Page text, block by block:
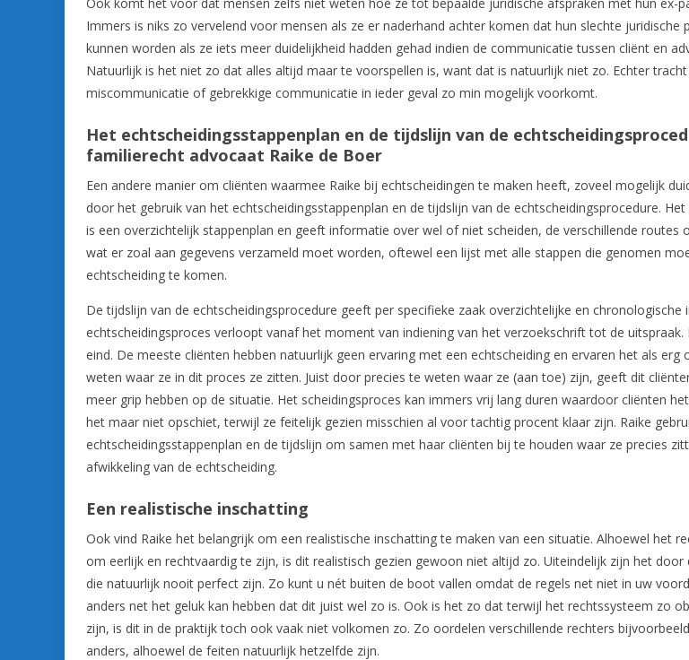
Immers is niks zo vervelend voor mensen als ze er naderhand achter komen dat hun slechte juridische
kunnen worden als ze iets meer duidelijkheid hadden gehad indien de communicatie tussen cliënt en
Natuurlijk is het niet zo dat alles altijd maar te voorspellen is, want dat is natuurlijk niet zo. Echter
miscommunicatie of gebrekkige communicatie in ieder geval zo min mogelijk voorkomt.
Het echtscheidingsstappenplan en de tijdslijn van de
familierecht advocaat Raike de Boer
Een andere manier om cliënten waarmee Raike bij echtscheidingen te maken heeft, zoveel mogelijk
door het gebruik van het echtscheidingsstappenplan en de tijdslijn van de echtscheidingsprocedure.
is een overzichtelijk stappenplan en geeft informatie over wel of niet scheiden, de verschillende routes
wat er zoal aan gegevens verzameld moet worden, oftewel een lijst met alle stappen die genomen
echtscheiding te komen.
De tijdslijn van de echtscheidingsprocedure geeft per specifieke zaak overzichtelijke en
echtscheidingsproces verloopt vanaf het moment van indiening van het verzoekschrift tot de
eind. De meeste cliënten hebben natuurlijk geen ervaring met een echtscheiding en ervaren het als erg
weten waar ze in dit proces ze zitten. Juist door precies te weten waar ze (aan toe) zijn, geeft dit
meer grip hebben op de situatie. Het scheidingsproces kan immers vrij lang duren waardoor cliënten
het maar niet opschiet, terwijl ze feitelijk gezien misschien al voor tachtig procent klaar zijn. Raike
echtscheidingsstappenplan en de tijdslijn om samen met haar cliënten bij te houden waar ze precies
afwikkeling van de echtscheiding.
Een realistische inschatting
Ook vind Raike het belangrijk om een realistische inschatting te maken van een situatie. Alhoewel het
om eerlijk en rechtvaardig te zijn, is dit realistisch gezien gewoon niet altijd zo. Uiteindelijk zijn het door
die natuurlijk nooit perfect zijn. Zo kunt u nét buiten de boot vallen omdat de regels net niet in uw
anders net het geluk kan hebben dat dit juist wel zo is. Ook is het zo dat terwijl het rechtssysteem zo
zijn, is dit in de praktijk toch ook vaak niet volkomen zo. Zo oordelen verschillende rechters
anders, alhoewel de feiten natuurlijk hetzelfde zijn.